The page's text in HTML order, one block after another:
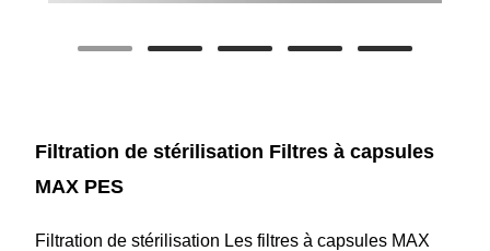
Filtration de stérilisation Filtres à capsules
MAX PES
Filtration de stérilisation Les filtres à capsules MAX